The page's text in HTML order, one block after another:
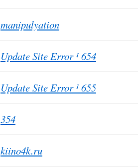
manipulyation
Update Site Error ¹ 654
Update Site Error ¹ 655
354
kiino4k.ru